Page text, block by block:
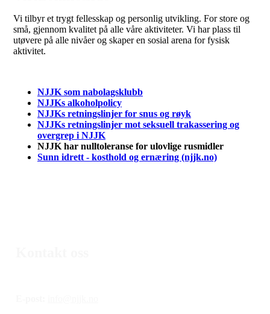
Vi tilbyr et trygt fellesskap og personlig utvikling. For store og
små, gjennom kvalitet på alle våre aktiviteter. Vi har plass til
utøvere på alle nivåer og skaper en sosial arena for fysisk
aktivitet.
NJJK som nabolagsklubb
NJJKs alkoholpolicy
NJJKs retningslinjer for snus og røyk
NJJKs retningslinjer mot seksuell trakassering og
overgrep i NJJK
NJJK har nulltoleranse for ulovlige rusmidler
Sunn idrett - kosthold og ernæring (njjk.no)